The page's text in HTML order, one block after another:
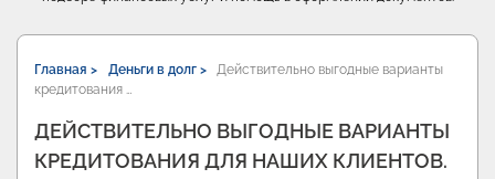
Главная > Деньги в долг >
Действительно выгодные варианты
кредитования …
ДЕЙСТВИТЕЛЬНО ВЫГОДНЫЕ ВАРИАНТЫ
КРЕДИТОВАНИЯ ДЛЯ НАШИХ КЛИЕНТОВ.